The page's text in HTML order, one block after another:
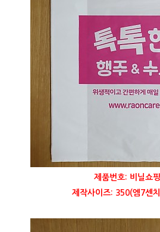
제품번호: 비닐쇼
제작사이즈: 350(엠7센